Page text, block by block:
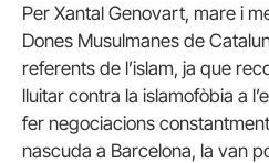
Per Xantal Genovart, mare i
Dones Musulmanes de
referents de l’islam, ja que
lluitar contra la islamofòbia a
fer negociacions
nascuda a Barcelona, la van